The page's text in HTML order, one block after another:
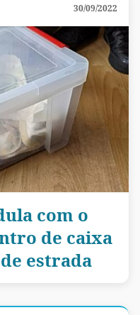
30/09/2022
com o
de caixa
estrada